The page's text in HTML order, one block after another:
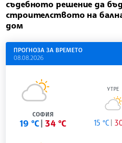
съдебното решение да
строителството на
дом
ПРОГНОЗА ЗА ВРЕМЕТО
08.08.2026
СОФИЯ
19 °C 34 °C
УТРЕ
15 °C